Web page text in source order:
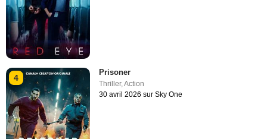
4
Prisoner
Thriller,Action
30 avril 2026 sur Sky One